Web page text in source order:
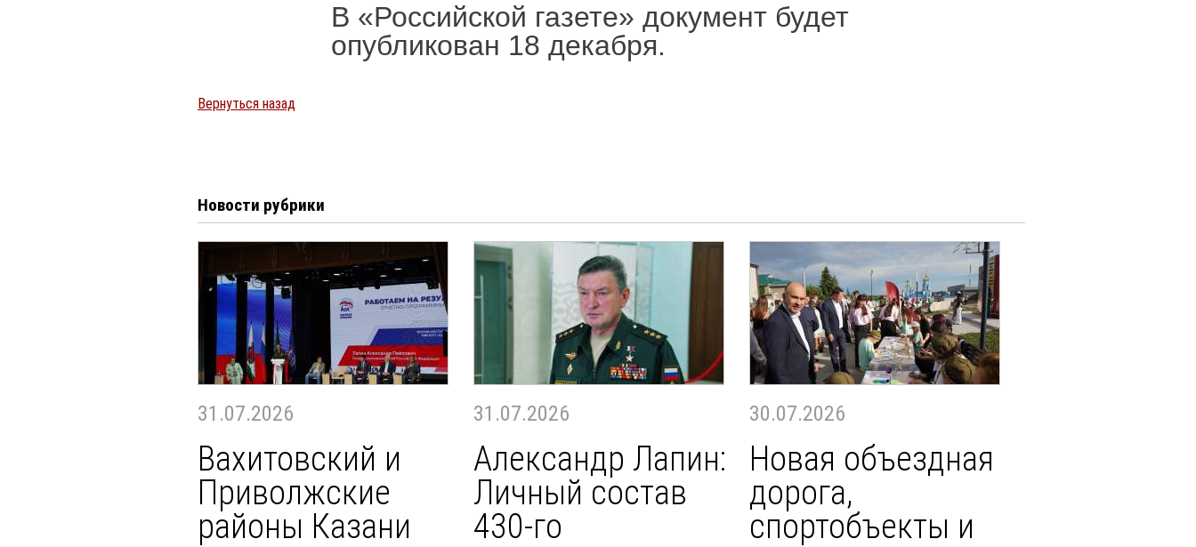
В «Российской газете» документ будет
опубликован 18 декабря.
Вернуться назад
Новости рубрики
31.07.2026
Вахитовский и
Приволжские
районы Казани
31.07.2026
Александр Лапин:
Личный состав
430-го
30.07.2026
Новая объездная
дорога,
спортобъекты и